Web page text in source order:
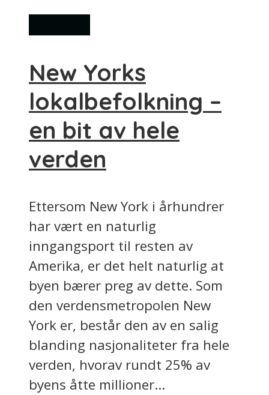
New Yorks
lokalbefolkning –
en bit av hele
verden
Ettersom New York i århundrer
har vært en naturlig
inngangsport til resten av
Amerika, er det helt naturlig at
byen bærer preg av dette. Som
den verdensmetropolen New
York er, består den av en salig
blanding nasjonaliteter fra hele
verden, hvorav rundt 25% av
byens åtte millioner...